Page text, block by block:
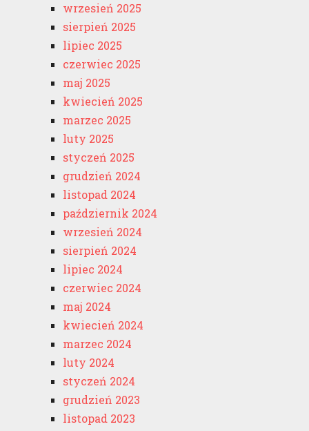
wrzesień 2025
sierpień 2025
lipiec 2025
czerwiec 2025
maj 2025
kwiecień 2025
marzec 2025
luty 2025
styczeń 2025
grudzień 2024
listopad 2024
październik 2024
wrzesień 2024
sierpień 2024
lipiec 2024
czerwiec 2024
maj 2024
kwiecień 2024
marzec 2024
luty 2024
styczeń 2024
grudzień 2023
listopad 2023